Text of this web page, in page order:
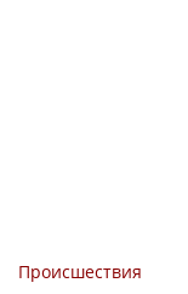
Происшествия